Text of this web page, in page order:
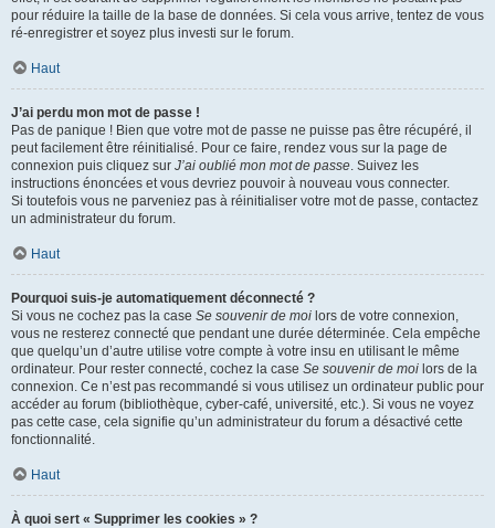
pour réduire la taille de la base de données. Si cela vous arrive, tentez de vous
ré-enregistrer et soyez plus investi sur le forum.
Haut
J’ai perdu mon mot de passe !
Pas de panique ! Bien que votre mot de passe ne puisse pas être récupéré, il
peut facilement être réinitialisé. Pour ce faire, rendez vous sur la page de
connexion puis cliquez sur J’ai oublié mon mot de passe. Suivez les
instructions énoncées et vous devriez pouvoir à nouveau vous connecter.
Si toutefois vous ne parveniez pas à réinitialiser votre mot de passe, contactez
un administrateur du forum.
Haut
Pourquoi suis-je automatiquement déconnecté ?
Si vous ne cochez pas la case Se souvenir de moi lors de votre connexion,
vous ne resterez connecté que pendant une durée déterminée. Cela empêche
que quelqu’un d’autre utilise votre compte à votre insu en utilisant le même
ordinateur. Pour rester connecté, cochez la case Se souvenir de moi lors de la
connexion. Ce n’est pas recommandé si vous utilisez un ordinateur public pour
accéder au forum (bibliothèque, cyber-café, université, etc.). Si vous ne voyez
pas cette case, cela signifie qu’un administrateur du forum a désactivé cette
fonctionnalité.
Haut
À quoi sert « Supprimer les cookies » ?